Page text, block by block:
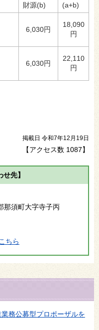
財源(b)
(a+b)
6,030円
18,090
円
6,030円
22,110
円
掲載日 令和7年12月19日
【アクセス数 1087】
先】
那須町大字寺子丙
ちら
務公募型プロポーザルを